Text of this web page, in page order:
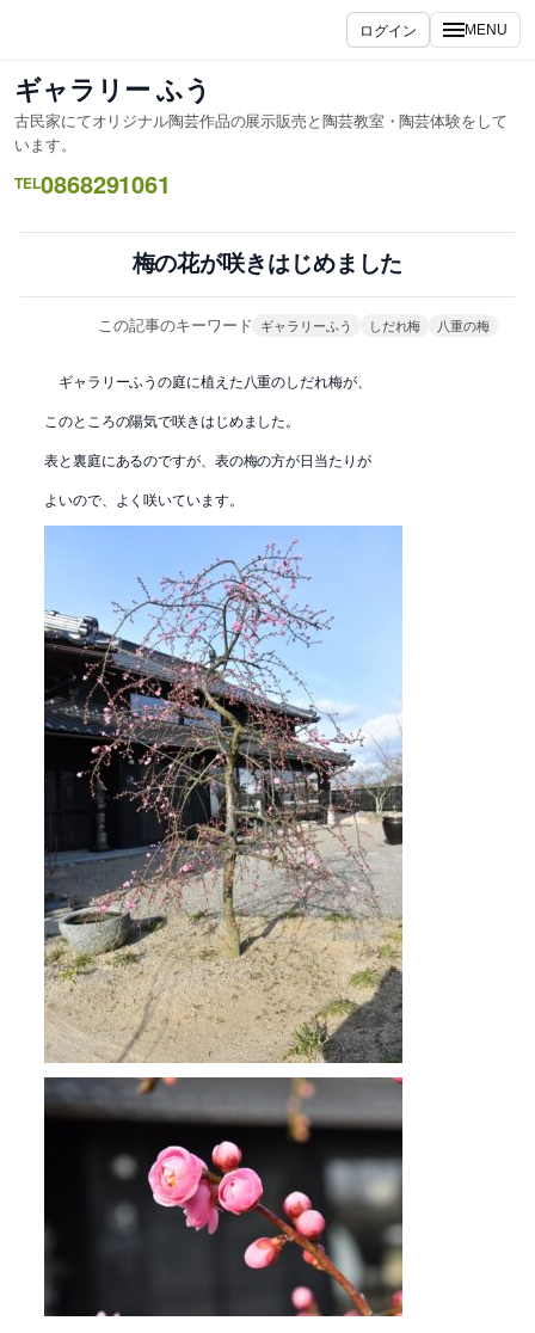
ス
キ
ッ
プ
ログイン MENU
ギャラリー ふう
古民家にてオリジナル陶芸作品の展示販売と陶芸教室・陶芸体験をして
います。
TEL0868291061
梅の花が咲きはじめました
この記事のキーワード ギャラリーふう しだれ梅 八重の梅
ギャラリーふうの庭に植えた八重のしだれ梅が、
このところの陽気で咲きはじめました。
表と裏庭にあるのですが、表の梅の方が日当たりが
よいので、よく咲いています。